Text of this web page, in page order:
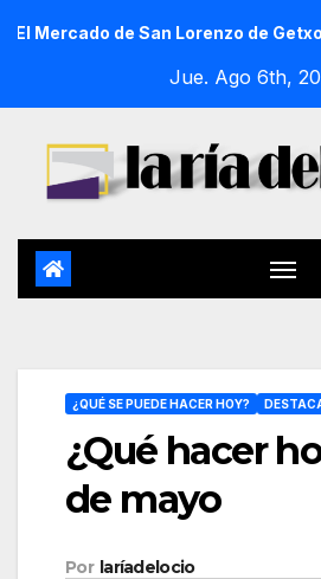
de San Lorenzo de Getxo reunirá a
Jue. Ago 6th,
¿QUÉ SE PUEDE HACER HOY?
¿Qué hacer
de mayo
Por laríadelocio